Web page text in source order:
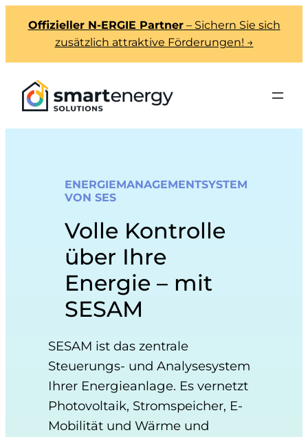
Offizieller N-ERGIE Partner– Sichern Sie sich
zusätzlich attraktive Förderungen! →
ENERGIEMANAGEMENTSYSTEM
VON SES
Volle Kontrolle
über Ihre
Energie – mit
SESAM
SESAM ist das zentrale
Steuerungs- und Analysesystem
Ihrer Energieanlage. Es vernetzt
Photovoltaik, Stromspeicher, E-
Mobilität und Wärme und